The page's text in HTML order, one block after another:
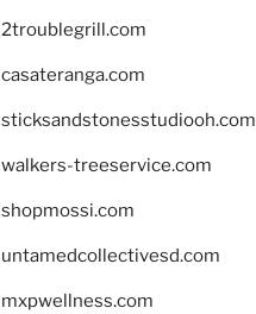
2troublegrill.com
casateranga.com
sticksandstonesstudiooh.com
walkers-treeservice.com
shopmossi.com
untamedcollectivesd.com
mxpwellness.com